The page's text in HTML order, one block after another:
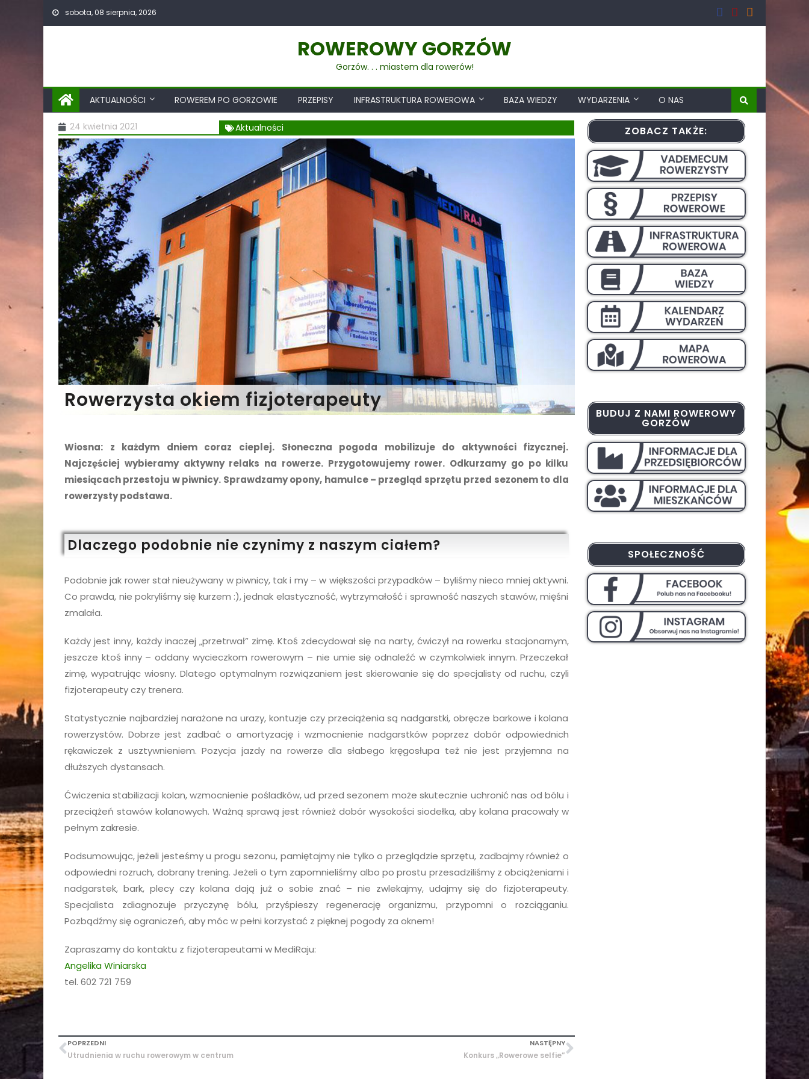
sobota, 08 sierpnia, 2026
ROWEROWY GORZÓW
Gorzów. . . miastem dla rowerów!
AKTUALNOŚCI ROWEREM PO GORZOWIE PRZEPISY INFRASTRUKTURA ROWEROWA BAZA WIEDZY WYDARZENIA O NAS
24 kwietnia 2021 Aktualności
Rowerzysta okiem fizjoterapeuty
Wiosna: z każdym dniem coraz cieplej. Słoneczna pogoda mobilizuje do aktywności fizycznej.
Najczęściej wybieramy aktywny relaks na rowerze. Przygotowujemy rower. Odkurzamy go po kilku
miesiącach przestoju w piwnicy. Sprawdzamy opony, hamulce – przegląd sprzętu przed sezonem to dla
rowerzysty podstawa.
Dlaczego podobnie nie czynimy z naszym ciałem?
Podobnie jak rower stał nieużywany w piwnicy, tak i my – w większości przypadków – byliśmy nieco mniej aktywni.
Co prawda, nie pokryliśmy się kurzem :), jednak elastyczność, wytrzymałość i sprawność naszych stawów, mięśni
zmalała.
Każdy jest inny, każdy inaczej „przetrwał” zimę. Ktoś zdecydował się na narty, ćwiczył na rowerku stacjonarnym,
jeszcze ktoś inny – oddany wycieczkom rowerowym – nie umie się odnaleźć w czymkolwiek innym. Przeczekał
zimę, wypatrując wiosny. Dlatego optymalnym rozwiązaniem jest skierowanie się do specjalisty od ruchu, czyli
fizjoterapeuty czy trenera.
Statystycznie najbardziej narażone na urazy, kontuzje czy przeciążenia są nadgarstki, obręcze barkowe i kolana
rowerzystów. Dobrze jest zadbać o amortyzację i wzmocnienie nadgarstków poprzez dobór odpowiednich
rękawiczek z usztywnieniem. Pozycja jazdy na rowerze dla słabego kręgosłupa też nie jest przyjemna na
dłuższych dystansach.
Ćwiczenia stabilizacji kolan, wzmocnienie pośladków, ud przed sezonem może skutecznie uchronić nas od bólu i
przeciążeń stawów kolanowych. Ważną sprawą jest również dobór wysokości siodełka, aby kolana pracowały w
pełnym zakresie.
Podsumowując, jeżeli jesteśmy u progu sezonu, pamiętajmy nie tylko o przeglądzie sprzętu, zadbajmy również o
odpowiedni rozruch, dobrany trening. Jeżeli o tym zapomnieliśmy albo po prostu przesadziliśmy z obciążeniami i
nadgarstek, bark, plecy czy kolana dają już o sobie znać – nie zwlekajmy, udajmy się do fizjoterapeuty.
Specjalista zdiagnozuje przyczynę bólu, przyśpieszy regenerację organizmu, przypomni o rozciąganiu.
Pozbądźmy się ograniczeń, aby móc w pełni korzystać z pięknej pogody za oknem!
Zapraszamy do kontaktu z fizjoterapeutami w MediRaju:
Angelika Winiarska
tel. 602 721 759
POPRZEDNI
Utrudnienia w ruchu rowerowym w centrum
NASTĘPNY
Konkurs „Rowerowe selfie”
ZOBACZ TAKŻE:
BUDUJ Z NAMI ROWEROWY
GORZÓW
SPOŁECZNOŚĆ